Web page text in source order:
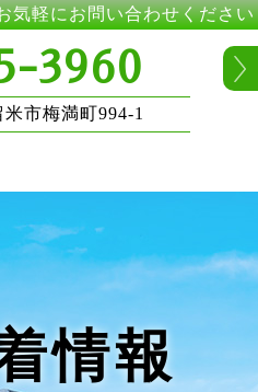
気軽にお問い合わせください
3960
市梅満町994-1
情報